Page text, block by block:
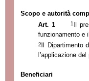
Scopo e autorità
Art. 1
1 Il
funzionamento e
2
Il Dipartimento
l’applicazione
Beneficiari